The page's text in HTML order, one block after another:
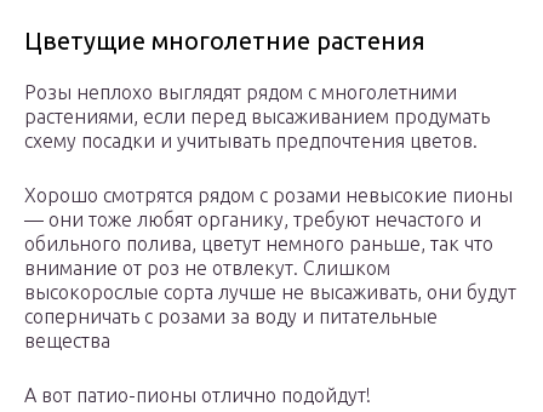
Цветущие многолетние растения
Розы неплохо выглядят рядом с многолетними
растениями, если перед высаживанием продумать
схему посадки и учитывать предпочтения цветов.
Хорошо смотрятся рядом с розами невысокие пионы
— они тоже любят органику, требуют нечастого и
обильного полива, цветут немного раньше, так что
внимание от роз не отвлекут. Слишком
высокорослые сорта лучше не высаживать, они будут
соперничать с розами за воду и питательные
вещества
А вот патио-пионы отлично подойдут!